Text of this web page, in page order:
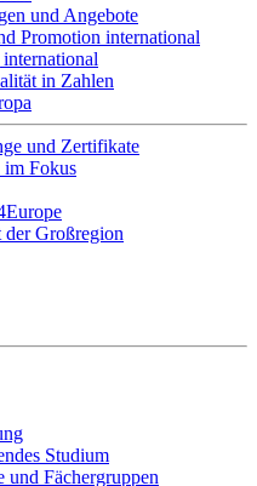
und Angebote
Promotion international
in Zahlen
und Zertifikate
im Fokus
Großregion
Studium
und Fächergruppen